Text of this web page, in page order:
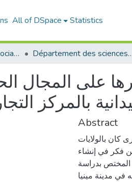
All of DSpace Statistics
Faculté des Sciences Sociales Département
على المجال
Abstract
كان بالولايات
من فكر في إنشاء
المختص بدراسة
مدينة مينيا